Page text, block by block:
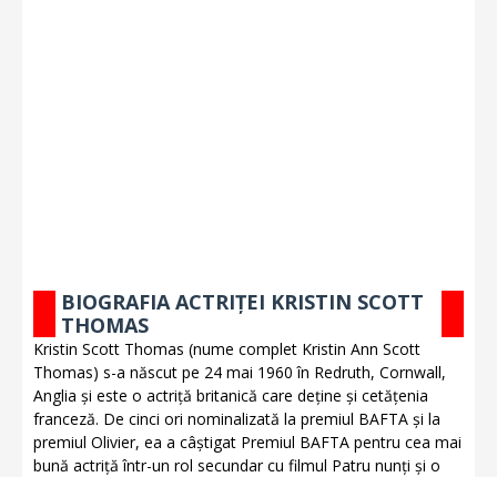
BIOGRAFIA ACTRIȚEI KRISTIN SCOTT
THOMAS
Kristin Scott Thomas (nume complet Kristin Ann Scott
Thomas) s-a născut pe 24 mai 1960 în Redruth, Cornwall,
Anglia și este o actriță britanică care deține și cetățenia
franceză. De cinci ori nominalizată la premiul BAFTA și la
premiul Olivier, ea a câștigat Premiul BAFTA pentru cea mai
bună actriță într-un rol secundar cu filmul Patru nunți și o